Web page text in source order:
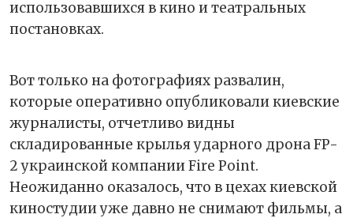
использовавшихся в кино и театральных
постановках.
Вот только на фотографиях развалин,
которые оперативно опубликовали киевские
журналисты, отчетливо видны
складированные крылья ударного дрона FP-
2 украинской компании Fire Point.
Неожиданно оказалось, что в цехах киевской
киностудии уже давно не снимают фильмы, а